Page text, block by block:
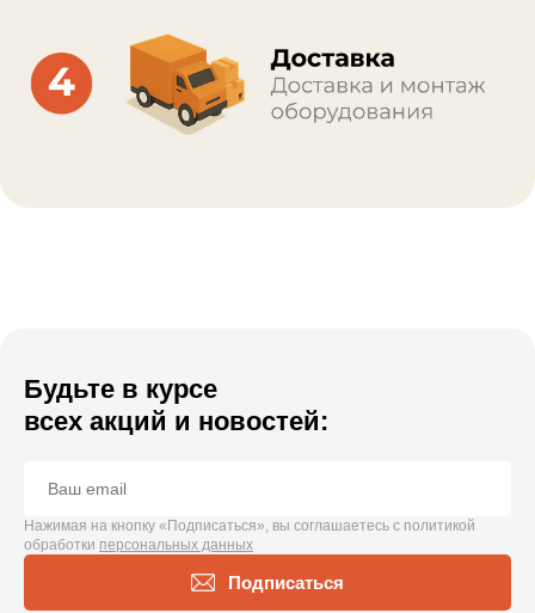
Будьте в курсе
всех акций и новостей:
Нажимая на кнопку «Подписаться», вы соглашаетесь с политикой
обработки персональных данных
Подписаться